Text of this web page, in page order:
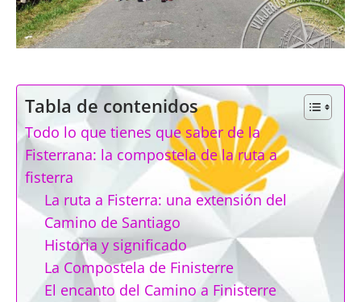
Tabla de contenidos
Todo lo que tienes que saber de la
Fisterrana: la compostela de la ruta a
fisterra
La ruta a Fisterra: una extensión del
Camino de Santiago
Historia y significado
La Compostela de Finisterre
El encanto del Camino a Finisterre